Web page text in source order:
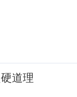
道理